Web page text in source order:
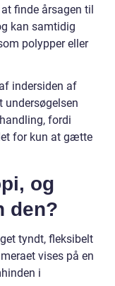
finde årsagen til
kan samtidig
polypper eller
indersiden af
undersøgelsen
fordi
for kun at gætte
og
den?
tyndt, fleksibelt
vises på en
i